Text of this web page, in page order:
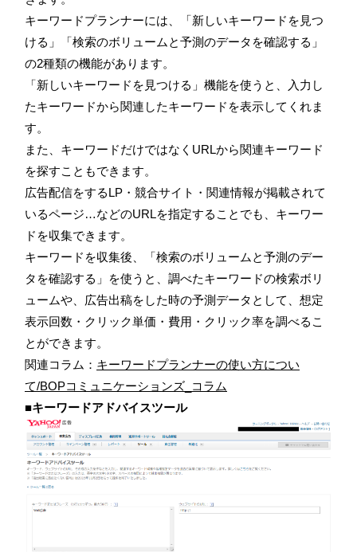
キーワードプランナーには、「新しいキーワードを見つ
ける」「検索のボリュームと予測のデータを確認する」
の2種類の機能があります。
「新しいキーワードを見つける」機能を使うと、入力し
たキーワードから関連したキーワードを表示してくれま
す。
また、キーワードだけではなくURLから関連キーワード
を探すこともできます。
広告配信をするLP・競合サイト・関連情報が掲載されて
いるページ…などのURLを指定することでも、キーワー
ドを収集できます。
キーワードを収集後、「検索のボリュームと予測のデー
タを確認する」を使うと、調べたキーワードの検索ボリ
ュームや、広告出稿をした時の予測データとして、想定
表示回数・クリック単価・費用・クリック率を調べるこ
とができます。
関連コラム： キーワードプランナーの使い方につい
て/BOPコミュニケーションズ_コラム
■キーワードアドバイスツール